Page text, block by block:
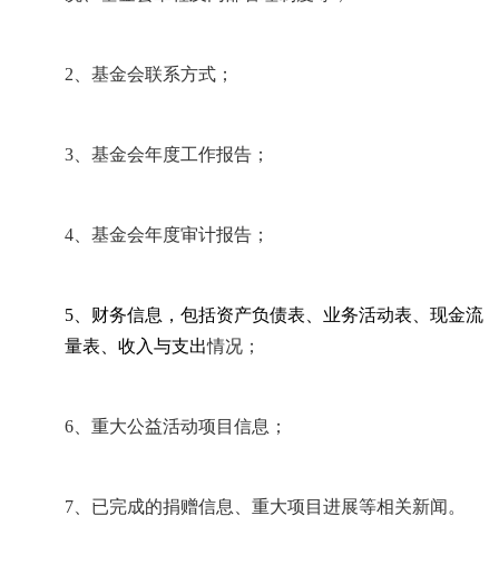
2、基金会联系方式；
3、基金会年度工作报告；
4、基金会年度审计报告；
5、财务信息，包括资产负债表、业务活动表、现金流
量表、收入与支出情况；
6、重大公益活动项目信息；
7、已完成的捐赠信息、重大项目进展等相关新闻。